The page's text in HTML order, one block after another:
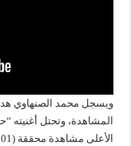
المشاهدة، وتحتل أغنيته
الأعلى مشاهدة محققة (693,901) مشاهدة.